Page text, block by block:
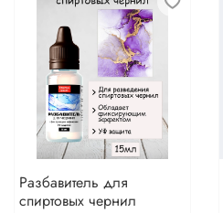
Разбавитель для
спиртовых чернил